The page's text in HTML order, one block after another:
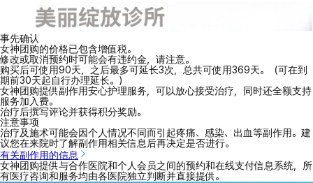
事先确认
女神团购的价格已包含增值税。
修改或取消预约时可能会有违约金，请注意。
购买后可使用90天，之后最多可延长3次，总共可使用369天。（可在到
期前30天起自行办理延长。）
女神团购提供副作用安心护理服务，可以放心接受治疗，同时还全额支持
服务加入费。
治疗后撰写评论并获得积分奖励。
注意事项
治疗及施术可能会因个人情况不同而引起疼痛、感染、出血等副作用。建
议您在来院时了解副作用相关信息后再决定是否进行。
有关副作用的信息
女神团购提供与合作医院和个人会员之间的预约和在线支付信息系统，所
有医疗咨询和服务均由各医院独立判断并直接提供。